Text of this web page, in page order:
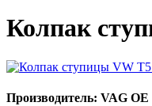
Колпак
Производитель: VAG OE